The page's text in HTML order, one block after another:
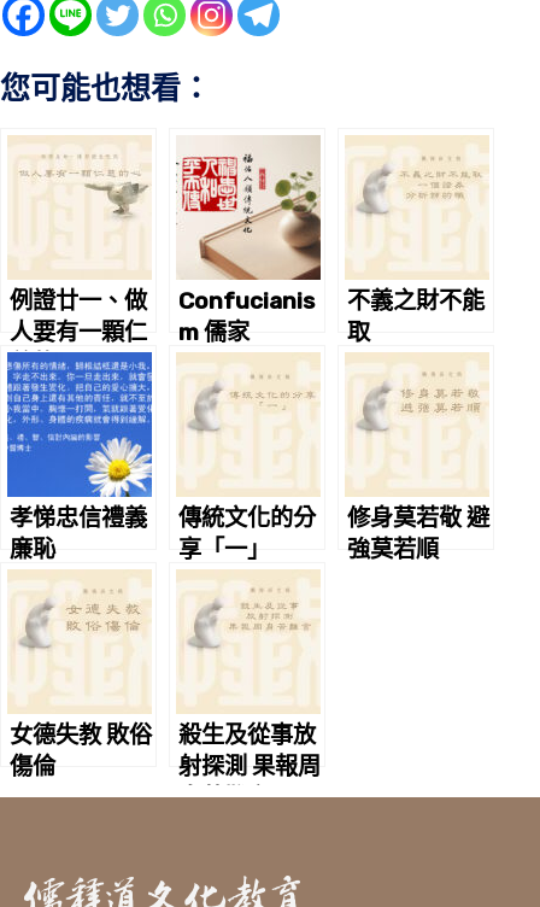
您可能也想看：
例證廿一、做
人要有一顆仁
慈的心
Confucianis
m 儒家
不義之財不能
取
孝悌忠信禮義
廉恥
傳統文化的分
享「一」
修身莫若敬 避
強莫若順
女德失教 敗俗
傷倫
殺生及從事放
射探測 果報周
身苦難言